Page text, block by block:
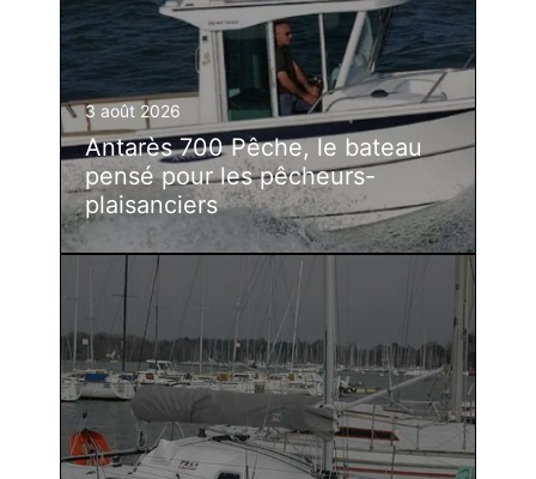
3 août 2026
Antarès 700 Pêche, le bateau
pensé pour les pêcheurs-
plaisanciers